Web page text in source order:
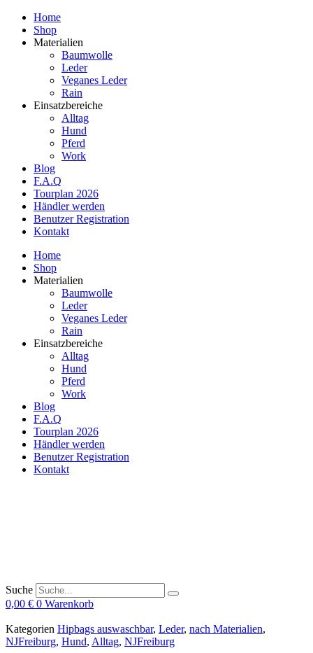
Home
Shop
Materialien
Baumwolle
Leder
Veganes Leder
Rain
Einsatzbereiche
Alltag
Hund
Pferd
Work
Blog
F.A.Q
Tourplan 2026
Händler werden
Benutzer Registration
Kontakt
Home
Shop
Materialien
Baumwolle
Leder
Veganes Leder
Rain
Einsatzbereiche
Alltag
Hund
Pferd
Work
Blog
F.A.Q
Tourplan 2026
Händler werden
Benutzer Registration
Kontakt
Suche
0,00 € 0 Warenkorb
Kategorien Hipbags auswaschbar, Leder, nach Materialien,
NJFreiburg, Hund, Alltag, NJFreiburg